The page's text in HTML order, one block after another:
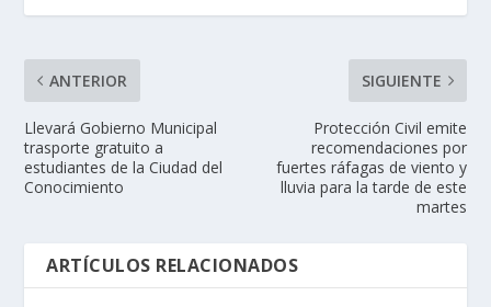
ANTERIOR
Llevará Gobierno Municipal
trasporte gratuito a
estudiantes de la Ciudad del
Conocimiento
SIGUIENTE
Protección Civil emite
recomendaciones por
fuertes ráfagas de viento y
lluvia para la tarde de este
martes
ARTÍCULOS RELACIONADOS